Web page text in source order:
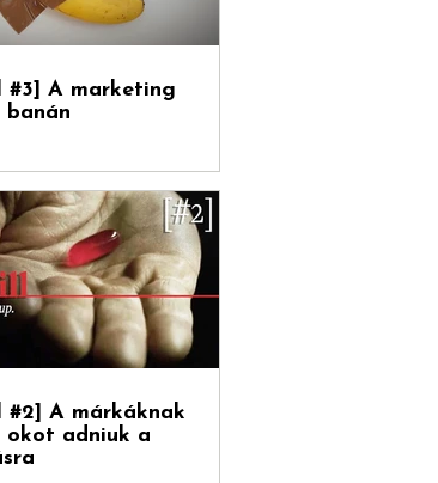
#3] A marketing
#2] A márkáknak
okot adniuk a